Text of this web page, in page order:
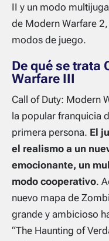
II y un modo
de Modern Warfare
modos de juego.
De qué se trata
Warfare III
Call of Duty: Modern
la popular franquicia
primera persona. El
el realismo a un
emocionante, un
modo cooperativo.
nuevo mapa de
grande y ambicioso
“The Haunting of